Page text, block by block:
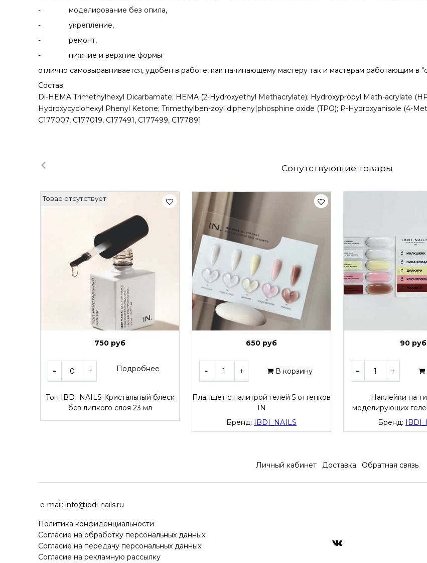
- моделирование без опила,
- укрепление,
- ремонт,
- нижние и верхние формы
отлично самовыравнивается, удобен в работе, как начинающему мастеру так и мастерам работающим в
Состав:
Di-HEMA Trimethylhexyl Dicarbamate; HEMA (2-Hydroxyethyl Methacrylate); Hydroxypropyl Meth-acrylate
Hydroxycyclohexyl Phenyl Ketone; Trimethylben-zoyl dipheny|phosphine oxide (TPO); P-Hydroxyanisole (4-
C177007, C177019, С177491, С177499, С177891
Сопутствующие товары
Товар отсутствует
750 руб
Подробнее
Топ IBDI NAILS Кристальный блеск
без липкого слоя 23 мл
650 руб
В корзину
Планшет с палитрой гелей 5 оттенков
IN
Бренд: IBDI_NAILS
90 руб
Наклейки на
моделирующих
Бренд:
Личный кабинет Доставка Обратная связь
e-mail: info@ibdi-nails.ru
Политика конфиденциальности
Согласие на обработку персональных данных
Согласие на передачу персональных данных
Согласие на рекламную рассылку